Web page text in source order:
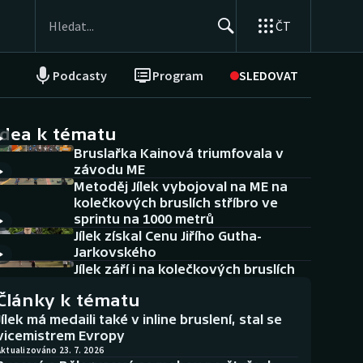
ČT
Podcasty Program SLEDOVAT
NEPŘEHLÉDNĚTE
Historické návraty
Aplikace ČT sport
AZ kvíz
k tématu
Bruslařka Kainová triumfovala v
závodu ME
Metoděj Jílek vybojoval na ME na
kolečkových bruslích stříbro ve
sprintu na 1000 metrů
Jílek získal Cenu Jiřího Gutha-
Jarkovského
Jílek září i na kolečkových bruslích
k tématu
má medaili také v inline bruslení, stal se
Evropy
23. 7. 2026